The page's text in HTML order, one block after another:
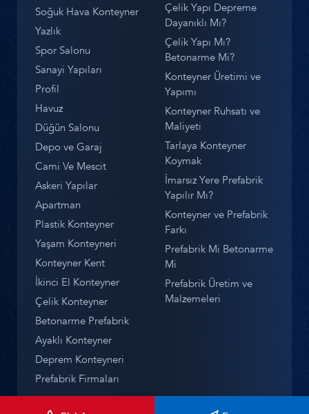
Soğuk Hava Konteyner
Yazlık
Spor Salonu
Sanayi Yapıları
Profil
Havuz
Düğün Salonu
Depo ve Garaj
Cami Ve Mescit
Askeri Yapılar
Apartman
Plastik Konteyner
Yaşam Konteyneri
Konteyner Kent
İkinci El Konteyner
Çelik Konteyner
Betonarme Prefabrik
Ayaklı Konteyner
Deprem Konteyneri
Prefabrik Firmaları
Çelik Yapı Depreme
Dayanıklı Mı?
Çelik Yapı Mı?
Betonarme Mi?
Konteyner Üretimi ve
Yapımı
Konteyner Ruhsatı ve
Maliyeti
Tarlaya Konteyner
Koymak
İmarsız Yere Prefabrik
Yapılır Mı?
Konteyner ve Prefabrik
Farkı
Prefabrik Mi Betonarme
Mi
Prefabrik Üretim ve
Malzemeleri